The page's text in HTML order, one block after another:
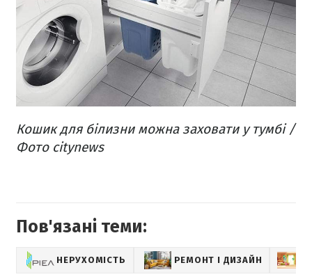
Кошик для білизни можна заховати у тумбі​ /
Фото citynews
Пов'язані теми:
НЕРУХОМІСТЬ РЕМОНТ І ДИЗАЙН